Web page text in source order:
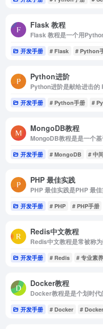
Flask 教程
Flask 教程是一个用
开发手册 # Flask # Python
Python进阶
Python进阶是献给进击
开发手册 # Python手册 #
MongoDB教程
MongoDB教程是是一个
开发手册 # MongoDB # 中
PHP 最佳实践
PHP 最佳实践是PHP 最
开发手册 # PHP # PHP手册
Redis中文教程
Redis中文教程是常被称
开发手册 # Redis # 专业素养
Docker教程
Docker教程是是个划时代
开发手册 # Docker #